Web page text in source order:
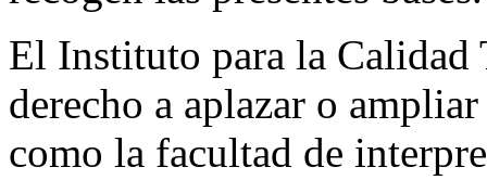
El Instituto para la Calidad
derecho a aplazar o
como la facultad de